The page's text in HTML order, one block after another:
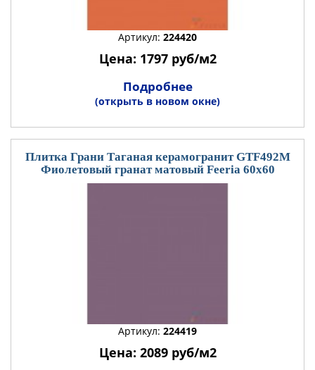
Артикул: 224420
Цена: 1797 руб/м2
Подробнее
(открыть в новом окне)
Плитка Грани Таганая керамогранит GTF492М
Фиолетовый гранат матовый Feeria 60x60
Артикул: 224419
Цена: 2089 руб/м2